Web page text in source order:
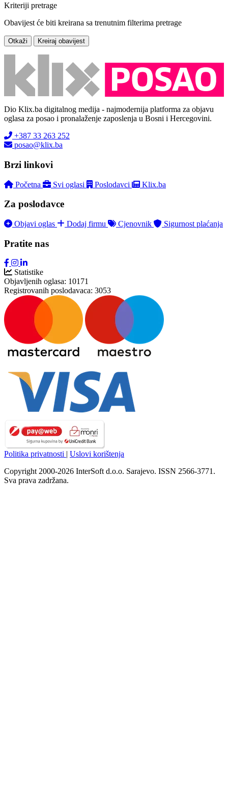
Kriteriji pretrage
Obavijest će biti kreirana sa trenutnim filterima pretrage
Otkaži Kreiraj obavijest
Dio Klix.ba digitalnog medija - najmodernija platforma za objavu
oglasa za posao i pronalaženje zaposlenja u Bosni i Hercegovini.
+387 33 263 252
posao@klix.ba
Brzi linkovi
Početna Svi oglasi Poslodavci Klix.ba
Za poslodavce
Objavi oglas Dodaj firmu Cjenovnik Sigurnost plaćanja
Pratite nas
Statistike
Objavljenih oglasa: 10171
Registrovanih poslodavaca: 3053
Politika privatnosti
Uslovi korištenja
Copyright 2000-2026 InterSoft d.o.o. Sarajevo. ISSN 2566-3771.
Sva prava zadržana.